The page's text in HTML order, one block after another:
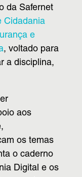
da Safernet
Cidadania
e
, voltado para
a disciplina,
aos
os temas
o caderno
Digital e os